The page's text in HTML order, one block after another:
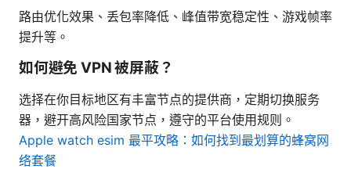
路由优化效果、丢包率降低、峰值带宽稳定性、游戏帧率
提升等。
如何避免 VPN 被屏蔽？
选择在你目标地区有丰富节点的提供商，定期切换服务
器，避开高风险国家节点，遵守的平台使用规则。
Apple watch esim 最平攻略：如何找到最划算的蜂窝网
络套餐